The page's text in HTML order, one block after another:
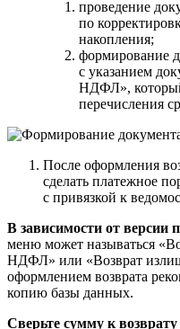
проведение
по
накопления;
формирование
с указанием
НДФЛ»,
перечисления
После оформления
сделать платежное
с привязкой к
В зависимости от версии
меню может называться
НДФЛ» или «Возврат
оформлением возврата
копию базы данных.
Сверьте сумму к возврату